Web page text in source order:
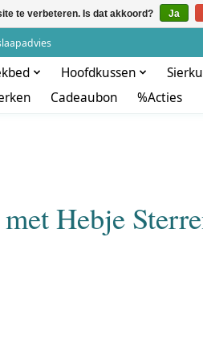
Hoofdkussen
Cadeaubon %Acties
Hebje
te verbeteren. Is dat akkoord? Ja